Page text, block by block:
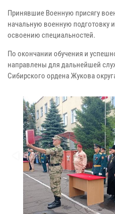
Принявшие Военную присягу
начальную военную подготовку
освоению специальностей.
По окончании обучения и
направлены для дальнейшей
Сибирского ордена Жукова